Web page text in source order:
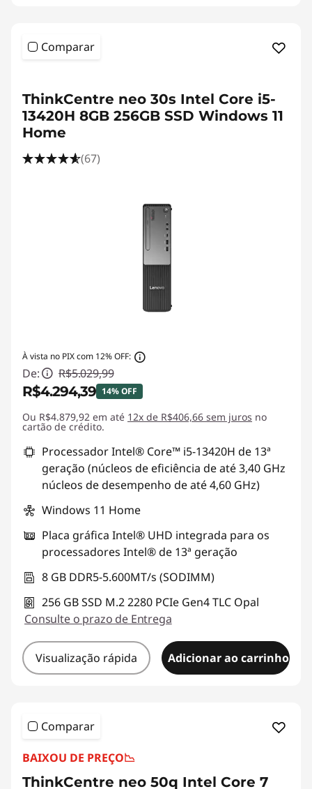
Comparar
ThinkCentre neo 30s Intel Core i5-
13420H 8GB 256GB SSD Windows 11
Home
(67)
À vista no PIX com 12% OFF:
De: R$5.029,99
R$4.294,39 14% OFF
Economias instantâneas :-R$735,60
Ou R$4.879,92 em até 12x de R$406,66 sem juros no
cartão de crédito.
Processador Intel® Core™ i5-13420H de 13ª
geração (núcleos de eficiência de até 3,40 GHz
núcleos de desempenho de até 4,60 GHz)
Windows 11 Home
Placa gráfica Intel® UHD integrada para os
processadores Intel® de 13ª geração
8 GB DDR5-5.600MT/s (SODIMM)
256 GB SSD M.2 2280 PCIe Gen4 TLC Opal
Consulte o prazo de Entrega
Visualização rápida Adicionar ao carrinho
Comparar
BAIXOU DE PREÇO📉
ThinkCentre neo 50q Intel Core 7